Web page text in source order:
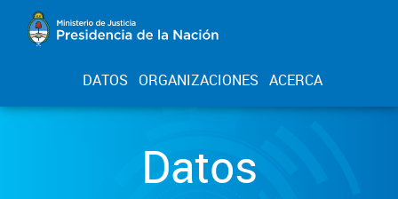
DATOS ORGANIZACIONES ACERCA
Datos